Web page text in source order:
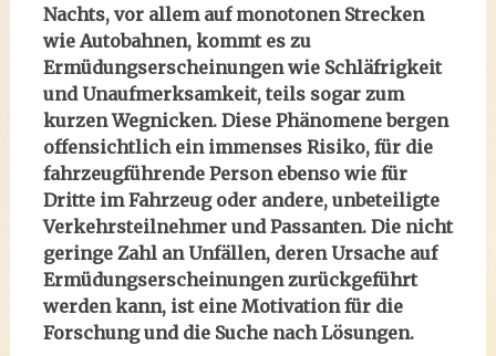
Nachts, vor allem auf monotonen Strecken
wie Autobahnen, kommt es zu
Ermüdungserscheinungen wie Schläfrigkeit
und Unaufmerksamkeit, teils sogar zum
kurzen Wegnicken. Diese Phänomene bergen
offensichtlich ein immenses Risiko, für die
fahrzeugführende Person ebenso wie für
Dritte im Fahrzeug oder andere, unbeteiligte
Verkehrsteilnehmer und Passanten. Die nicht
geringe Zahl an Unfällen, deren Ursache auf
Ermüdungserscheinungen zurückgeführt
werden kann, ist eine Motivation für die
Forschung und die Suche nach Lösungen.